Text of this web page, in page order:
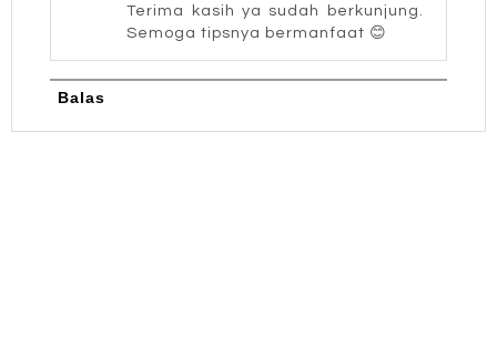
Terima kasih ya sudah berkunjung.
Semoga tipsnya bermanfaat 😊
Balas